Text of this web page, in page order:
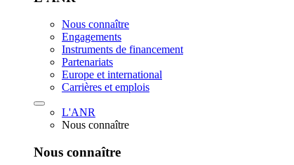
Nous connaître
Engagements
Instruments de financement
Partenariats
Europe et international
Carrières et emplois
L'ANR
Nous connaître
Nous connaître